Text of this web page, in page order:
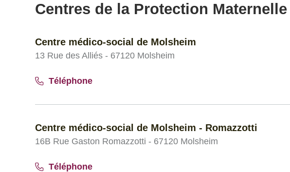
Centres de la Protection
Centre médico-social de Molsheim
13 Rue des Alliés - 67120 Molsheim
Téléphone
Centre médico-social de Molsheim - Romazzotti
16B Rue Gaston Romazzotti - 67120 Molsheim
Téléphone